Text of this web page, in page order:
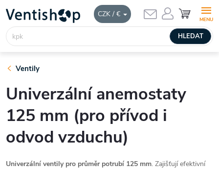
CZK / €
obsah
HLEDAT
NÁKUPNÍ
KOŠÍK
Ventily
Univerzální anemostaty
125 mm (pro přívod i
odvod vzduchu)
Univerzální ventily pro průměr potrubí 125 mm. Zajišťují efektivní